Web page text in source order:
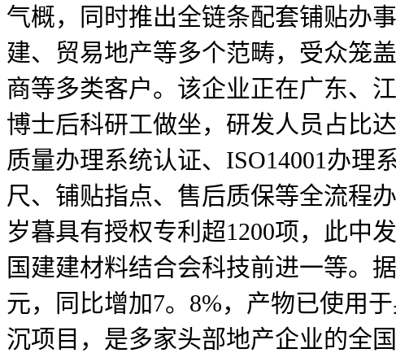
气概，同时推出全链条配套铺贴办
建、贸易地产等多个范畴，受众笼
商等多类客户。该企业正在广东、
博士后科研工做坐，研发人员占比
质量办理系统认证、ISO14001办
尺、铺贴指点、售后质保等全流程
岁暮具有授权专利超1200项，此中
国建建材料结合会科技前进一等。
元，同比增加7。8%，产物已使用
沉项目，是多家头部地产企业的全